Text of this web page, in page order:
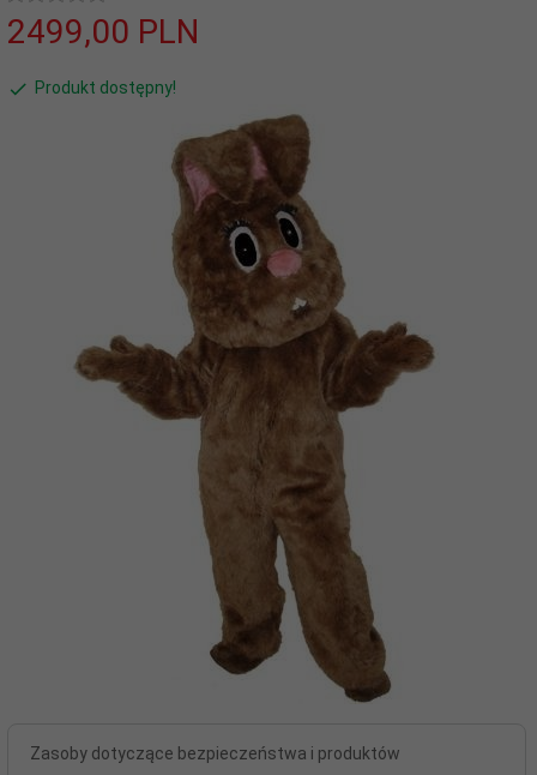
2499,00 PLN
Produkt dostępny!
Zasoby dotyczące bezpieczeństwa i produktów